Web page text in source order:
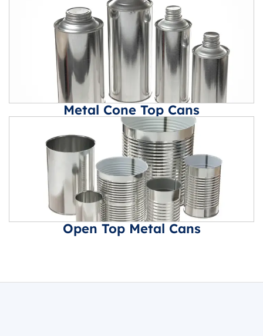
Metal Cone Top Cans
Open Top Metal Cans